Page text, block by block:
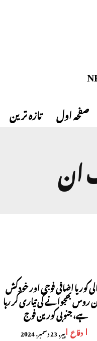
صفحہ اول تازہ ترین
ان
کوریا اضافی فوجی اور خودکش
روس بھجوانے کی تیاری کر رہا
ہے، جنوبی کورین فوج
دفاع پیر, 23 دسمبر, 2024